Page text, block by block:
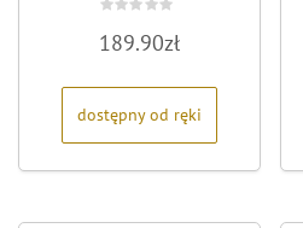
0189.90zł
dostępny od ręki